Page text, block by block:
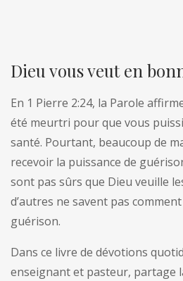
Dieu vous veut en
En 1 Pierre 2:24, la Parole
été meurtri pour que vous
santé. Pourtant, beaucoup de
recevoir la puissance de
sont pas sûrs que Dieu veuille
d’autres ne savent pas
guérison.
Dans ce livre de dévotions
enseignant et pasteur, partage